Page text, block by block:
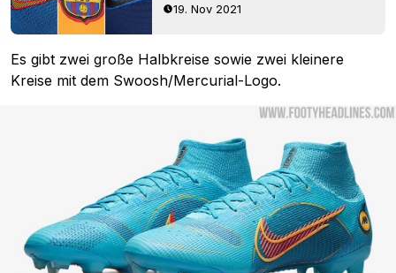
19. Nov 2021
Es gibt zwei große Halbkreise sowie zwei kleinere
Kreise mit dem Swoosh/Mercurial-Logo.